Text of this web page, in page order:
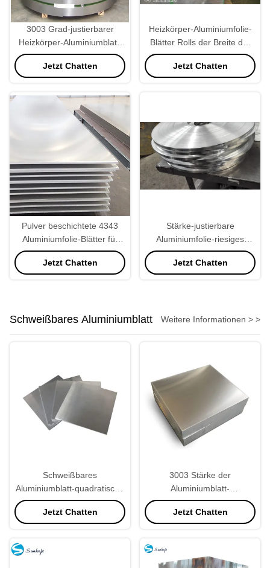
3003 Grad-justierbarer
Heizkörper-Aluminiumblatt,
das 1700mm Od verpackt.
Jetzt Chatten
Heizkörper-Aluminiumfolie-
Blätter Rolls der Breite der
Folien-2400mm
Jetzt Chatten
Pulver beschichtete 4343
Aluminiumfolie-Blätter für
Heizkörper-Flosse
Jetzt Chatten
Stärke-justierbare
Aluminiumfolie-riesiges
Rollenharte beanspruchung
H22 2mm-4mm
Jetzt Chatten
Schweißbares Aluminiumblatt Weitere Informationen > >
Schweißbares
Aluminiumblatt-quadratische
Form der
Korrosionsbeständigkeits-
Jetzt Chatten
3003 Stärke der
Aluminiumblatt-
Aluminiumplatten-1.5mm
Jetzt Chatten